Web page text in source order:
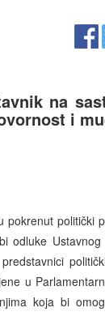
na
i
pokrenut politički
odluke
u
koja bi